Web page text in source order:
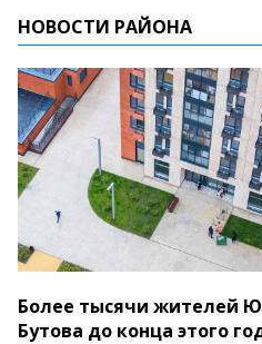
НОВОСТИ РАЙОНА
Более тысячи жителей
Бутова до конца этого